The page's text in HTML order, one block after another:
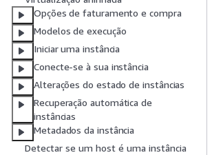
Opções de faturamento e compra
Modelos de execução
Iniciar uma instância
Conecte-se à sua instância
Alterações do estado de instâncias
Recuperação automática de
instâncias
Metadados da instância
Detectar se um host é uma instância